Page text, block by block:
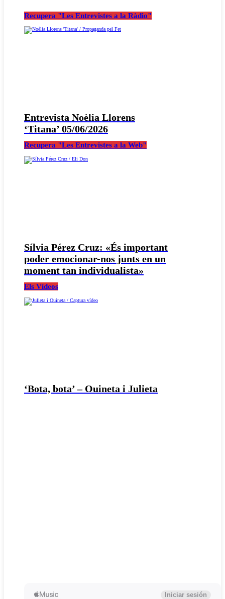
Recupera "Les Entrevistes a la Ràdio"
Entrevista Noèlia Llorens
‘Titana’ 05/06/2026
Recupera "Les Entrevistes a la Web"
Sílvia Pérez Cruz: «És important
poder emocionar-nos junts en un
moment tan individualista»
Els Vídeos
‘Bota, bota’ – Ouineta i Julieta